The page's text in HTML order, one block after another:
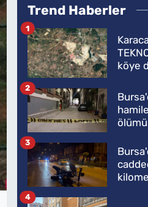
Trend Haberler
köye
1
2
3
4